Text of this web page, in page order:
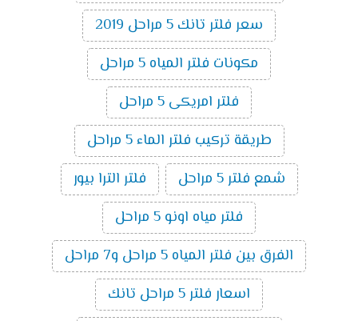
سعر فلتر تانك 5 مراحل 2019
مكونات فلتر المياه 5 مراحل
فلتر امريكى 5 مراحل
طريقة تركيب فلتر الماء 5 مراحل
شمع فلتر 5 مراحل
فلتر الترا بيور
فلتر مياه اونو 5 مراحل
الفرق بين فلتر المياه 5 مراحل و7 مراحل
اسعار فلتر 5 مراحل تانك